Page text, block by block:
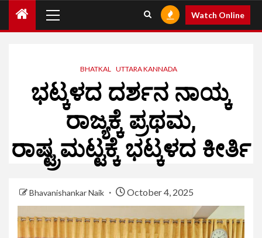
Watch Online
BHATKAL UTTARA KANNADA
ಭಟ್ಕಳದ ದರ್ಶನ ನಾಯ್ಕ
ರಾಜ್ಯಕ್ಕೆ ಪ್ರಥಮ,
ರಾಷ್ಟ್ರಮಟ್ಟಕ್ಕೆ ಭಟ್ಕಳದ ಕೀರ್ತಿ
Bhavanishankar Naik October 4, 2025